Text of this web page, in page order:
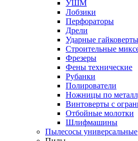
УШМ
Лобзики
Перфораторы
Дрели
Ударные гайковерты
Строительные
Фрезеры
Фены технические
Рубанки
Полирователи
Ножницы по
Винтоверты с
Отбойные молотки
Шлифмашины
Пылесосы универсальные